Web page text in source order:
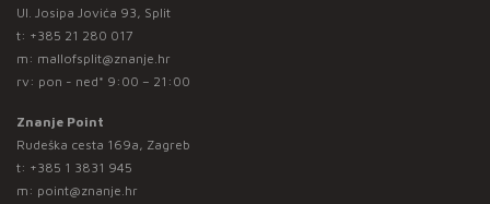
Ul. Josipa Jovića 93, Split
t: +385 21 280 017
m: mallofsplit@znanje.hr
rv: pon - ned* 9:00 – 21:00
Znanje Point
Rudeška cesta 169a, Zagreb
t: +385 1 3831 945
m: point@znanje.hr